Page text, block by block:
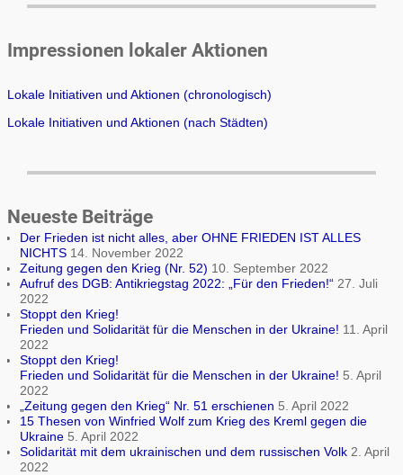
Impressionen lokaler Aktionen
Lokale Initiativen und Aktionen (chronologisch)
Lokale Initiativen und Aktionen (nach Städten)
Neueste Beiträge
Der Frieden ist nicht alles, aber OHNE FRIEDEN IST ALLES
NICHTS 14. November 2022
Zeitung gegen den Krieg (Nr. 52) 10. September 2022
Aufruf des DGB: Antikriegstag 2022: „Für den Frieden!“ 27. Juli
2022
Stoppt den Krieg!
Frieden und Solidarität für die Menschen in der Ukraine! 11. April
2022
Stoppt den Krieg!
Frieden und Solidarität für die Menschen in der Ukraine! 5. April
2022
„Zeitung gegen den Krieg“ Nr. 51 erschienen 5. April 2022
15 Thesen von Winfried Wolf zum Krieg des Kreml gegen die
Ukraine 5. April 2022
Solidarität mit dem ukrainischen und dem russischen Volk 2. April
2022